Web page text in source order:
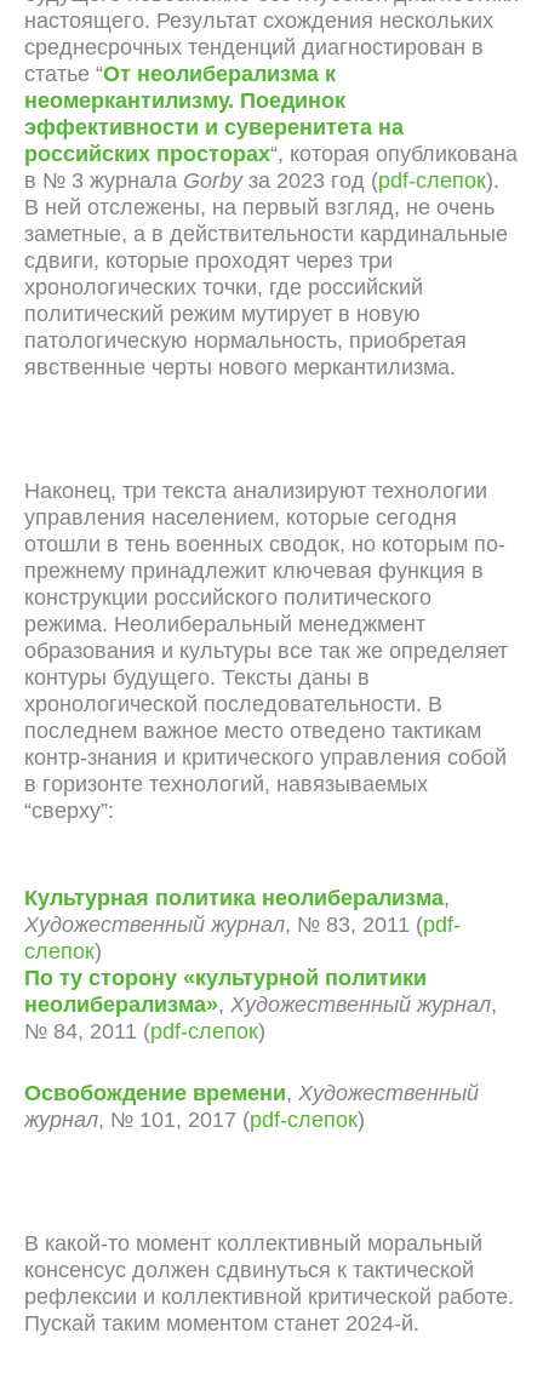
настоящего. Результат схождения нескольких
среднесрочных тенденций диагностирован в
статье “От неолиберализма к
неомеркантилизму. Поединок
эффективности и суверенитета на
российских просторах“, которая опубликована
в № 3 журнала Gorby за 2023 год (pdf-слепок).
В ней отслежены, на первый взгляд, не очень
заметные, а в действительности кардинальные
сдвиги, которые проходят через три
хронологических точки, где российский
политический режим мутирует в новую
патологическую нормальность, приобретая
явственные черты нового меркантилизма.
Наконец, три текста анализируют технологии
управления населением, которые сегодня
отошли в тень военных сводок, но которым по-
прежнему принадлежит ключевая функция в
конструкции российского политического
режима. Неолиберальный менеджмент
образования и культуры все так же определяет
контуры будущего. Тексты даны в
хронологической последовательности. В
последнем важное место отведено тактикам
контр-знания и критического управления собой
в горизонте технологий, навязываемых
“сверху”:
Культурная политика неолиберализма,
Художественный журнал, № 83, 2011 (pdf-
слепок)
По ту сторону «культурной политики
неолиберализма», Художественный журнал,
№ 84, 2011 (pdf-слепок)
Освобождение времени, Художественный
журнал, № 101, 2017 (pdf-слепок)
В какой-то момент коллективный моральный
консенсус должен сдвинуться к тактической
рефлексии и коллективной критической работе.
Пускай таким моментом станет 2024-й.